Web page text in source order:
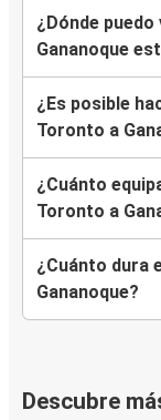
¿Dónde
Gananoque
¿Es posible
Toronto a
¿Cuánto
Toronto a
¿Cuánto dura
Gananoque?
Descubre